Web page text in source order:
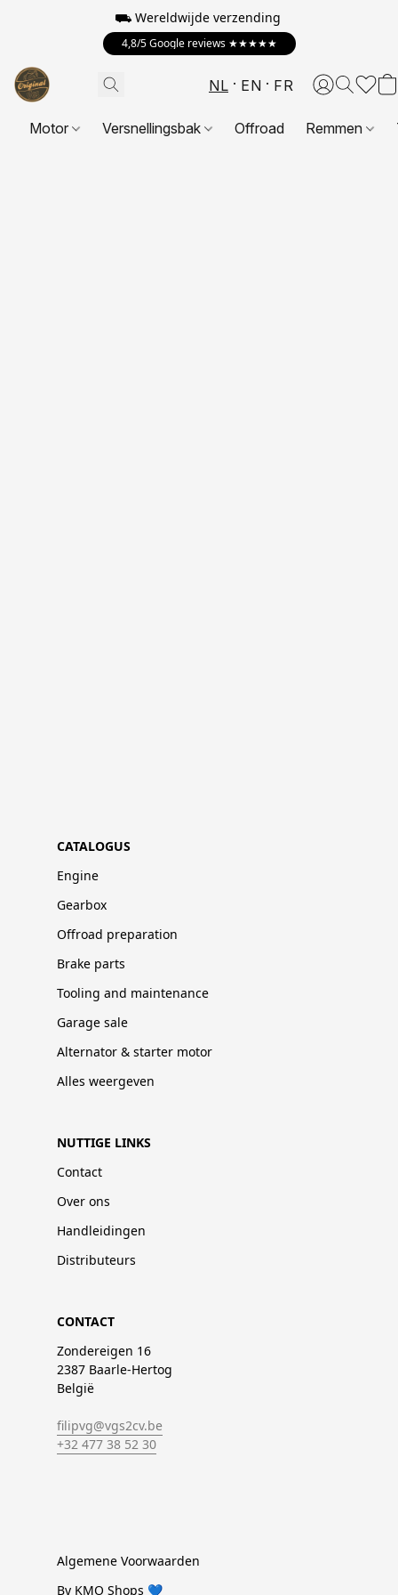
⛟ Wereldwijde verzending
4,8/5 Google reviews ★★★★★
NL EN FR
Motor Versnellingsbak Offroad Remmen
CATALOGUS
Engine
Gearbox
Offroad preparation
Brake parts
Tooling and maintenance
Garage sale
Alternator & starter motor
Alles weergeven
NUTTIGE LINKS
Contact
Over ons
Handleidingen
Distributeurs
CONTACT
Zondereigen 16
2387 Baarle-Hertog
België
filipvg@vgs2cv.be
+32 477 38 52 30
Algemene Voorwaarden
By KMO Shops 💙